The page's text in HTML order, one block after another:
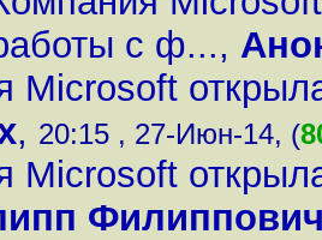
с ф...,
Microsoft
, 20:15 , 27-Июн-14, (
Microsoft